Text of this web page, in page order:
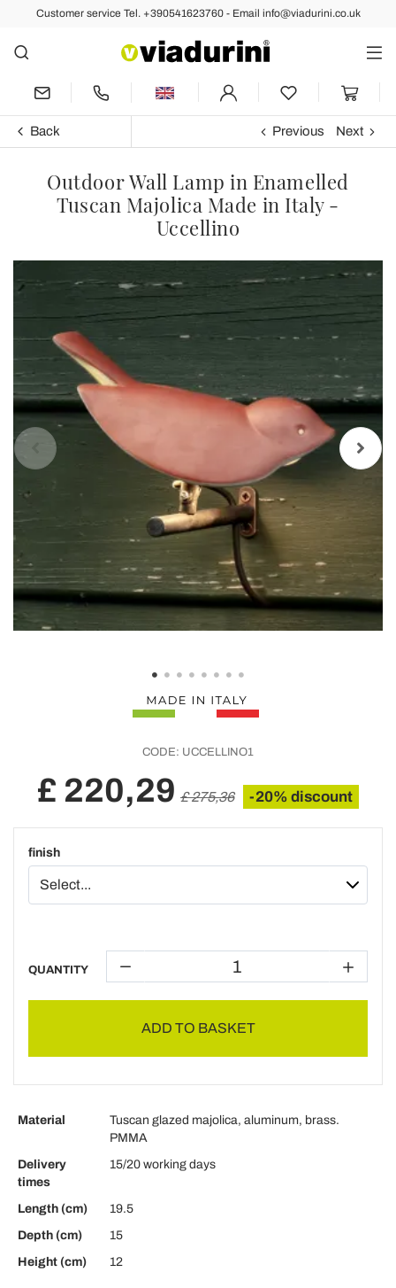
Customer service Tel. +390541623760 - Email info@viadurini.co.uk
Back Previous Next
Outdoor Wall Lamp in Enamelled
Tuscan Majolica Made in Italy -
Uccellino
CODE: UCCELLINO1
£ 220,29 £ 275,36 -20% discount
finish
QUANTITY
ADD TO BASKET
Material
Tuscan glazed majolica, aluminum, brass.
PMMA
Delivery
times
15/20 working days
Length (cm)
19.5
Depth (cm)
15
Height (cm)
12